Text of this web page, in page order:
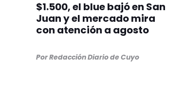
$1.500, el blue bajó en San
Juan y el mercado mira
con atención a agosto
PorRedacción Diario de Cuyo